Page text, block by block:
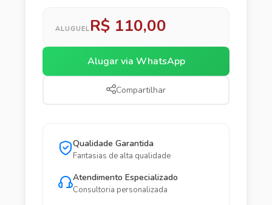
ALUGUEL R$ 110,00
Alugar via WhatsApp
Compartilhar
Qualidade Garantida
Fantasias de alta qualidade
Atendimento Especializado
Consultoria personalizada